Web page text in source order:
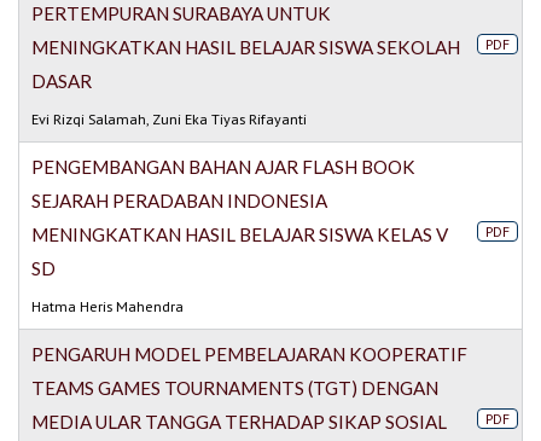
PERTEMPURAN SURABAYA UNTUK
MENINGKATKAN HASIL BELAJAR SISWA SEKOLAH
DASAR
Evi Rizqi Salamah, Zuni Eka Tiyas Rifayanti
PDF
PENGEMBANGAN BAHAN AJAR FLASH BOOK
SEJARAH PERADABAN INDONESIA
MENINGKATKAN HASIL BELAJAR SISWA KELAS V
SD
Hatma Heris Mahendra
PDF
PENGARUH MODEL PEMBELAJARAN KOOPERATIF
TEAMS GAMES TOURNAMENTS (TGT) DENGAN
MEDIA ULAR TANGGA TERHADAP SIKAP SOSIAL
PDF